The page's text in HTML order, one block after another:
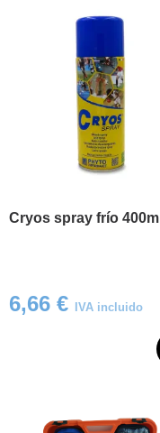
Cryos spray frío 400ml
6,66 € IVA incluido